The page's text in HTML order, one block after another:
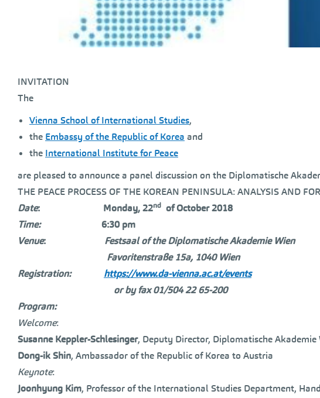
INVITATION
The
Vienna School of International Studies,
the Embassy of the Republic of Korea and
the International Institute for Peace
are pleased to announce a panel discussion on the Diplomatische
THE PEACE PROCESS OF THE KOREAN PENINSULA: ANALYSIS AND
Date: Monday, 22nd of October 2018
Time: 6:30 pm
Venue: Festsaal of the Diplomatische Akademie Wien
Favoritenstraße 15a, 1040 Wien
Registration: https://www.da-vienna.ac.at/events
or by fax 01/504 22 65-200
Program:
Welcome:
Susanne Keppler-Schlesinger, Deputy Director, Diplomatische
Dong-ik Shin, Ambassador of the Republic of Korea to Austria
Keynote:
Joonhyung Kim, Professor of the International Studies Department,